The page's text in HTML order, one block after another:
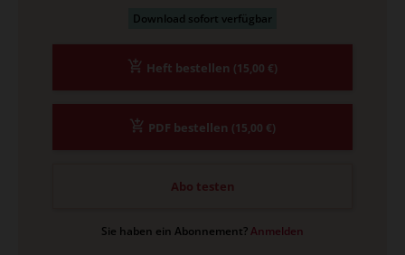
Download sofort verfügbar
Heft bestellen (15,00 €)
PDF bestellen (15,00 €)
Abo testen
Sie haben ein Abonnement?Anmelden